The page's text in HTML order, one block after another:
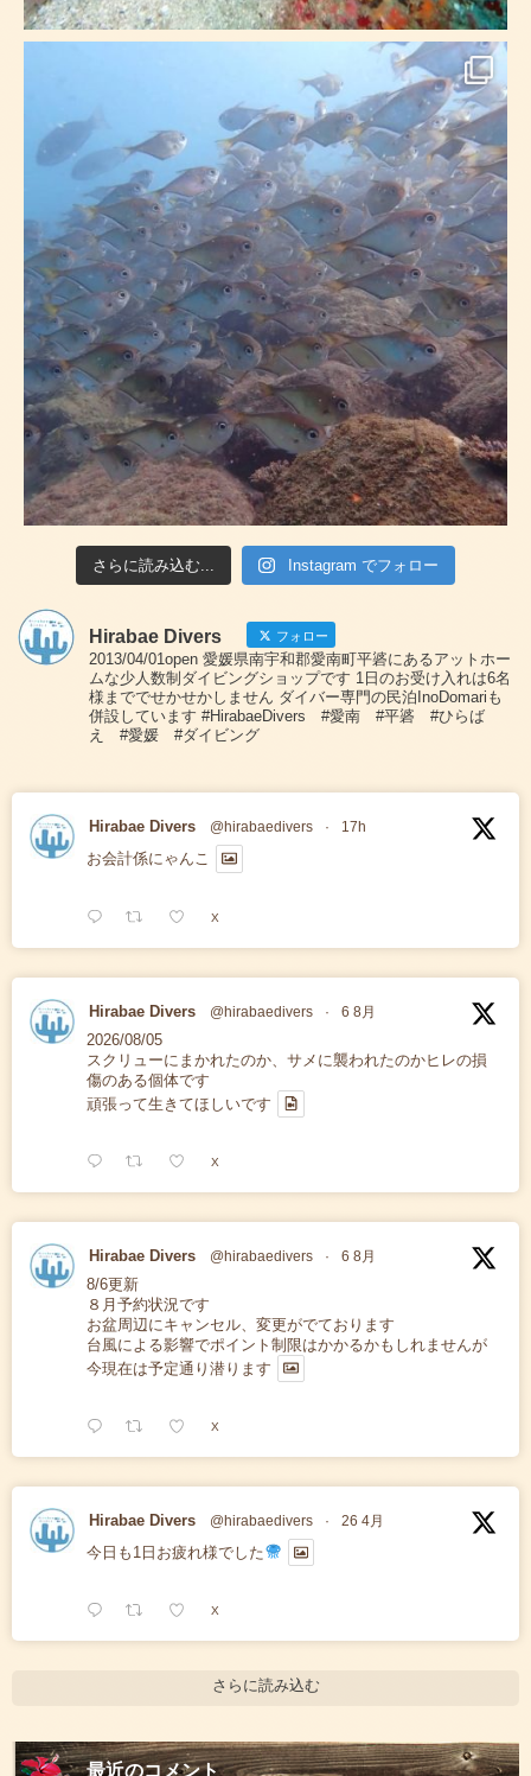
さらに読み込む... Instagram でフォロー
Hirabae Divers フォロー
2013/04/01open 愛媛県南宇和郡愛南町平碆にあるアットホー
ムな少人数制ダイビングショップです 1日のお受け入れは6名
様まででせかせかしません ダイバー専門の民泊InoDomariも
併設しています #HirabaeDivers #愛南 #平碆 #ひらば
え #愛媛 #ダイビング
Hirabae Divers @hirabaedivers · 17h
お会計係にゃんこ
X
Hirabae Divers @hirabaedivers · 6 8月
2026/08/05
スクリューにまかれたのか、サメに襲われたのかヒレの損
傷のある個体です
頑張って生きてほしいです
X
Hirabae Divers @hirabaedivers · 6 8月
8/6更新
８月予約状況です
お盆周辺にキャンセル、変更がでております
台風による影響でポイント制限はかかるかもしれませんが
今現在は予定通り潜ります
X
Hirabae Divers @hirabaedivers · 26 4月
今日も1日お疲れ様でした
X
さらに読み込む
最近のコメント